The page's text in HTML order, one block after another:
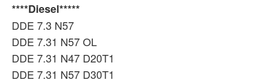
****Diesel*****
DDE 7.3 N57
DDE 7.31 N57 OL
DDE 7.31 N47 D20T1
DDE 7.31 N57 D30T1